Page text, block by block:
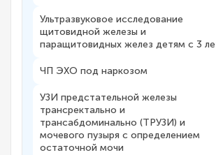
Ультразвуковое исследование
щитовидной железы и
паращитовидных желез детям с 3
ЧП ЭХО под наркозом
УЗИ предстательной железы
трансректально и
трансабдоминально (ТРУЗИ) и
мочевого пузыря с определением
остаточной мочи